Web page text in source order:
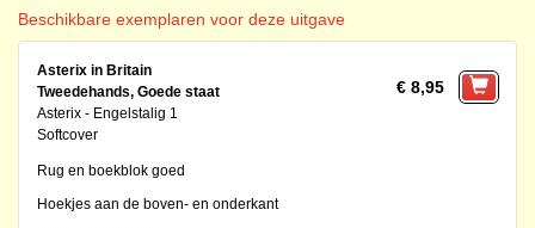
Beschikbare exemplaren voor deze uitgave
Asterix in Britain
Tweedehands, Goede staat
Asterix - Engelstalig 1
Softcover
Rug en boekblok goed
Hoekjes aan de boven- en onderkant
€ 8,95